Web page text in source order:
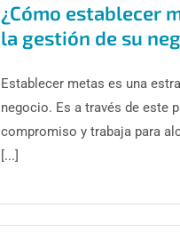
¿Cómo establecer
la gestión de su
Establecer metas es una
negocio. Es a través de este
compromiso y trabaja para
[...]